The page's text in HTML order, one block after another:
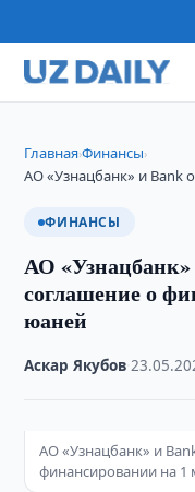
Главная›Финансы›
АО «Узнацбанк» и Bank
ФИНАНСЫ
АО
соглашение о
юаней
Аскар Якубов ·
АО «Узнацбанк» и
финансировании на